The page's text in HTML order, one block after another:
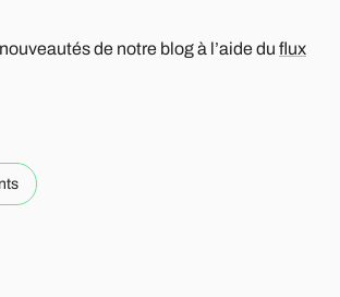
de notre blog à l’aide du flux